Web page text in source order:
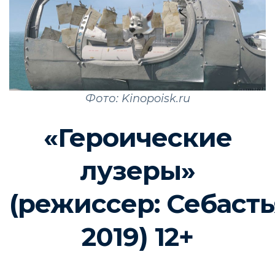
Фото: Kinopoisk.ru
«Героические
лузеры»
(режиссер:
2019) 12+